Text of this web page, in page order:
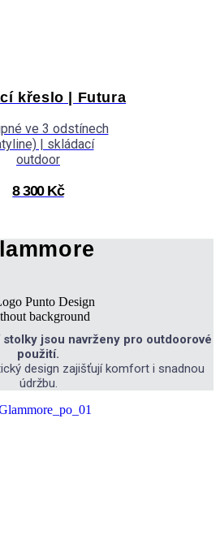
křeslo | Futura
ve 3 odstínech
| skládací
outdoor
8 300 Kč
jsou navrženy pro outdoorové
použití.
design zajišťují komfort i snadnou
údržbu.